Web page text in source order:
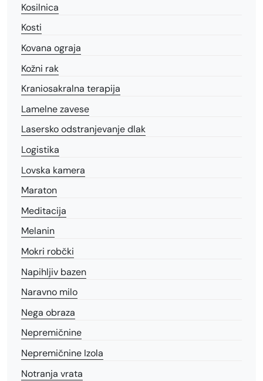
Kosilnica
Kosti
Kovana ograja
Kožni rak
Kraniosakralna terapija
Lamelne zavese
Lasersko odstranjevanje dlak
Logistika
Lovska kamera
Maraton
Meditacija
Melanin
Mokri robčki
Napihljiv bazen
Naravno milo
Nega obraza
Nepremičnine
Nepremičnine Izola
Notranja vrata